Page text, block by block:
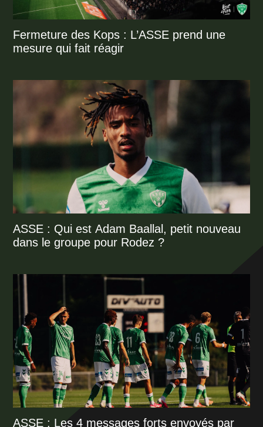
Fermeture des Kops : L’ASSE prend une
mesure qui fait réagir
ASSE : Qui est Adam Baallal, petit nouveau
dans le groupe pour Rodez ?
ASSE : Les 4 messages forts envoyés par